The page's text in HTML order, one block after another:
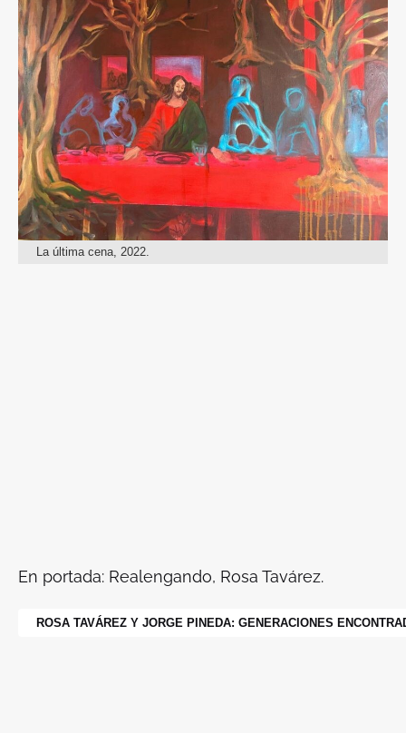
La última cena, 2022.
En portada: Realengando, Rosa Tavárez.
ROSA TAVÁREZ Y JORGE PINEDA: GENERACIONES